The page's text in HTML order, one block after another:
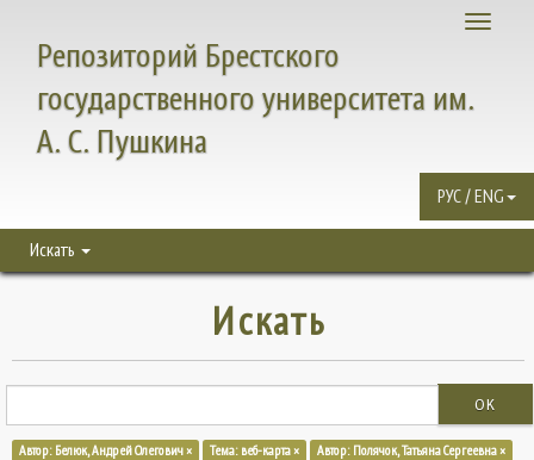
Toggle
Репозиторий Брестского
государственного университета им.
А. С. Пушкина
РУС / ENG
Искать
Искать
OK
Автор: Белюк, Андрей Олегович × Тема: веб-карта ×
Автор: Полячок, Татьяна Сергеевна ×